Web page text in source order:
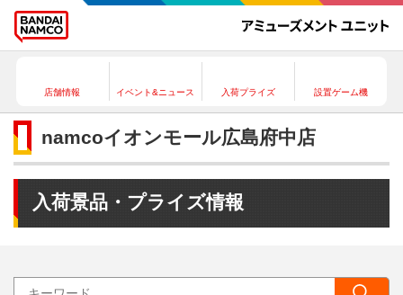
店舗情報 イベント&ニュース 入荷プライズ 設置ゲーム機
namcoイオンモール広島府中店
入荷景品・プライズ情報